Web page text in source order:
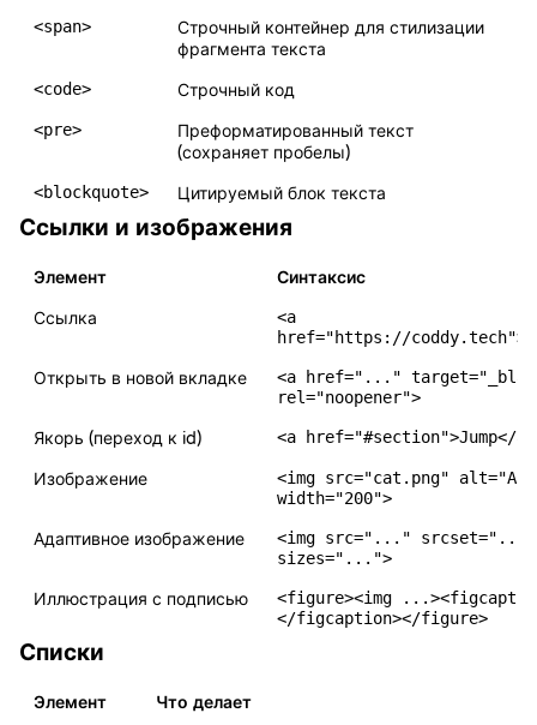
<span>
Строчный контейнер для стилизации
фрагмента текста
<code> Строчный код
<pre>
Преформатированный текст
(сохраняет пробелы)
<blockquote> Цитируемый блок текста
Ссылки и изображения
Элемент
Синтаксис
Ссылка
<a
href="https://
Открыть в новой вкладке
<a href="..."
rel="noopener">
Якорь (переход к id) <a href="#section">Jump</a>
Изображение
<img src="cat.png" alt="A
width="200">
Адаптивное изображение
<img src="..." srcset="..."
sizes="...">
Иллюстрация с подписью
<figure><img
</figcaption></figure>
Списки
Элемент Что делает